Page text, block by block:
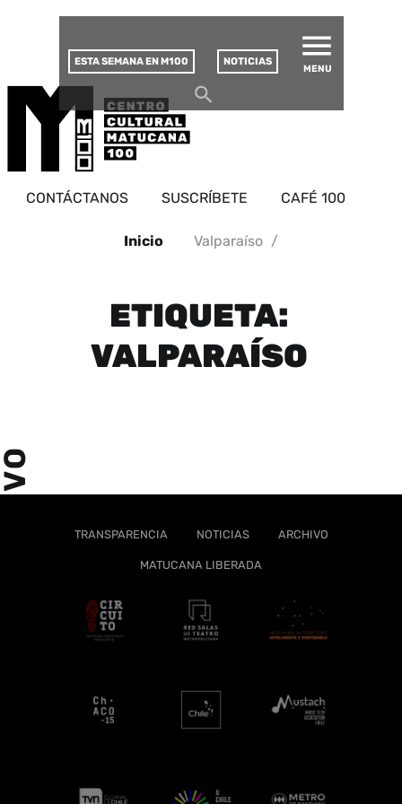
CULTURAL
ESTA SEMANA EN M100 NOTICIAS
MENU
CONTÁCTANOS SUSCRÍBETE CAFÉ 100
Inicio Valparaíso /
ETIQUETA:
VALPARAÍSO
TRANSPARENCIA NOTICIAS ARCHIVO
MATUCANA LIBERADA